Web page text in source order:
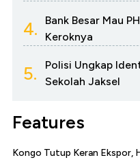
4.
Bank Besar Mau
Keroknya
5.
Polisi Ungkap
Sekolah Jaksel
Features
Kongo Tutup Keran Ekspor,